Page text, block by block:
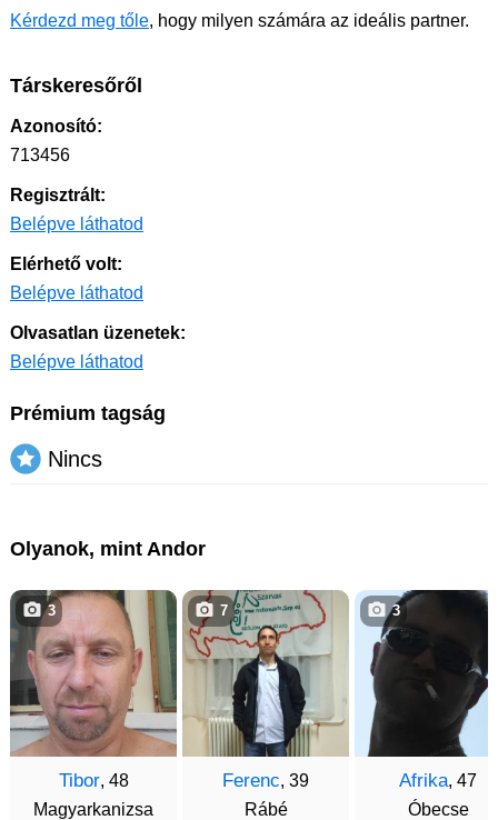
Kérdezd meg tőle, hogy milyen számára az ideális partner.
Társkeresőről
Azonosító:
713456
Regisztrált:
Belépve láthatod
Elérhető volt:
Belépve láthatod
Olvasatlan üzenetek:
Belépve láthatod
Prémium tagság
Nincs
Olyanok, mint Andor
Tibor, 48
Magyarkanizsa
3
Ferenc, 39
Rábé
7
Afrika, 47
Óbecse
3